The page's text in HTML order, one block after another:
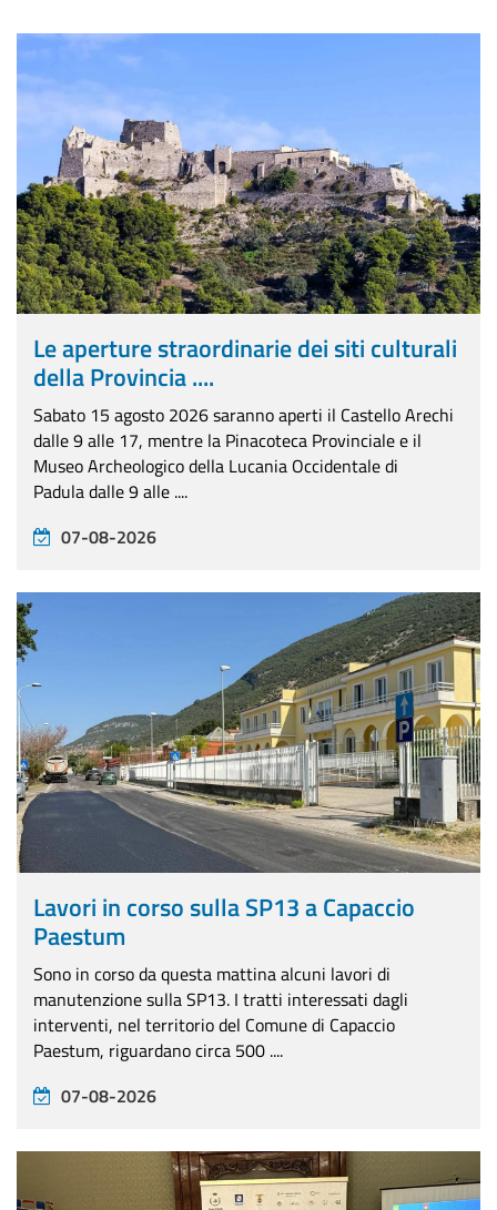
Le aperture straordinarie dei siti culturali
della Provincia ....
Sabato 15 agosto 2026 saranno aperti il Castello Arechi
dalle 9 alle 17, mentre la Pinacoteca Provinciale e il
Museo Archeologico della Lucania Occidentale di
Padula dalle 9 alle ....
07-08-2026
Lavori in corso sulla SP13 a Capaccio
Paestum
Sono in corso da questa mattina alcuni lavori di
manutenzione sulla SP13. I tratti interessati dagli
interventi, nel territorio del Comune di Capaccio
Paestum, riguardano circa 500 ....
07-08-2026